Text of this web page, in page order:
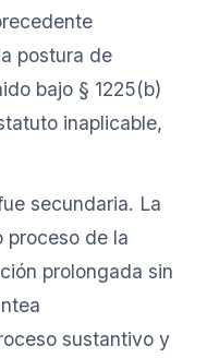
postura de
bajo § 1225(b)
inaplicable,
secundaria. La
proceso de la
prolongada sin
sustantivo y